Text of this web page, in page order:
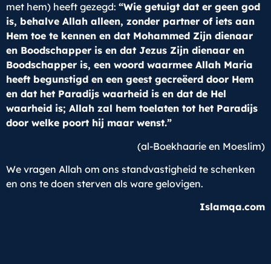
met hem) heeft gezegd: “Wie getuigt dat er geen god
is, behalve Allah alleen, zonder partner of iets aan
Hem toe te kennen en dat Mohammed Zijn dienaar
en Boodschapper is en dat Jezus Zijn dienaar en
Boodschapper is, een woord waarmee Allah Maria
heeft begunstigd en een geest gecreëerd door Hem
en dat het Paradijs waarheid is en dat de Hel
waarheid is; Allah zal hem toelaten tot het Paradijs
door welke poort hij maar wenst.”
(al-Boekhaarie en Moeslim)
We vragen Allah om ons standvastigheid te schenken
en ons te doen sterven als ware gelovigen.
Islamqa.com